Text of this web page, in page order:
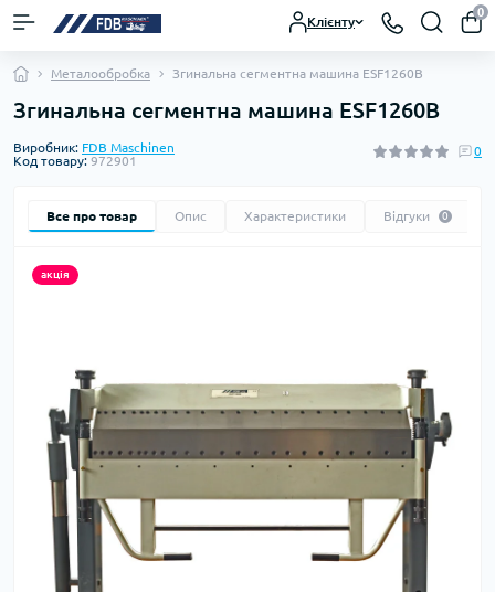
Клієнту
0
Металообробка Згинальна сегментна машина ESF1260B
Згинальна сегментна машина ESF1260B
Виробник: FDB Maschinen
Код товару: 972901
0
Все про товар Опис Характеристики Відгуки 0
акція